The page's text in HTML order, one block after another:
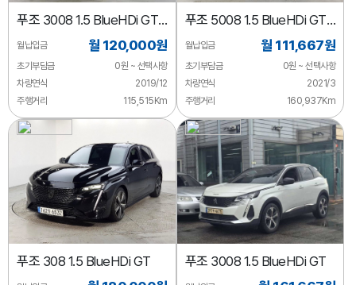
푸조 3008 1.5 BlueHDi GT
Line
월납입금 월 120,000원
초기부담금
0원 ~ 선택사항
차량연식
2019/12
주행거리
115,515Km
푸조 5008 1.5 BlueHDi GT
Line
월납입금 월 111,667원
초기부담금
0원 ~ 선택사항
차량연식
2021/3
주행거리
160,937Km
푸조 308 1.5 BlueHDi GT 푸조 3008 1.5 BlueHDi GT